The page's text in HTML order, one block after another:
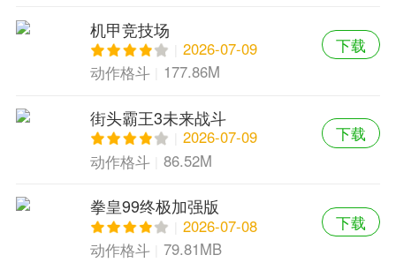
机甲竞技场
2026-07-09
动作格斗
177.86M
下载
街头霸王3未来战斗
2026-07-09
动作格斗
86.52M
下载
拳皇99终极加强版
2026-07-08
动作格斗
79.81MB
下载